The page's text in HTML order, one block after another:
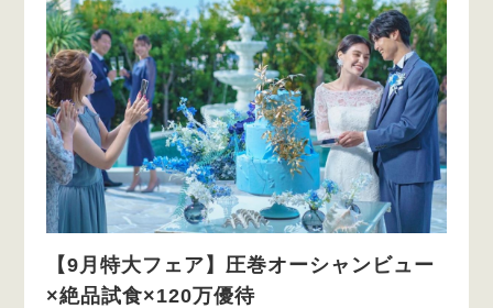
【9月特大フェア】圧巻オーシャンビュー
×絶品試食×120万優待